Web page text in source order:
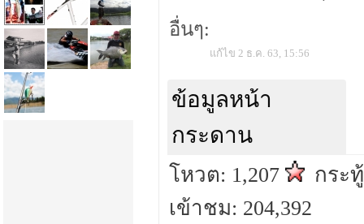
อื่นๆ:
แก้ไข 2 ธ.ค. 63, 15:56
ข้อมูลหน้า
กระดาน
โหวต: 1,207
กระ
เข้าชม: 204,392